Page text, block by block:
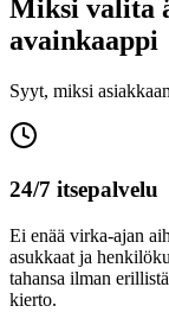
Miksi valita
avainkaappi
Syyt, miksi
24/7 itsepalvelu
Ei enää virka-ajan
asukkaat ja
tahansa ilman
kierto.